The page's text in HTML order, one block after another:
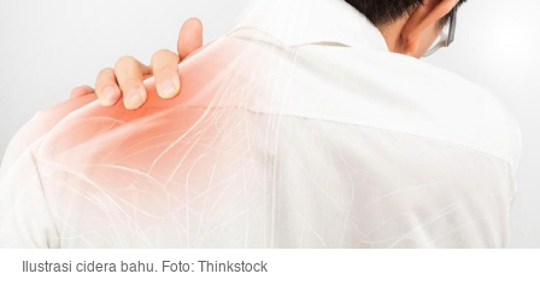
Ilustrasi cidera bahu. Foto: Thinkstock